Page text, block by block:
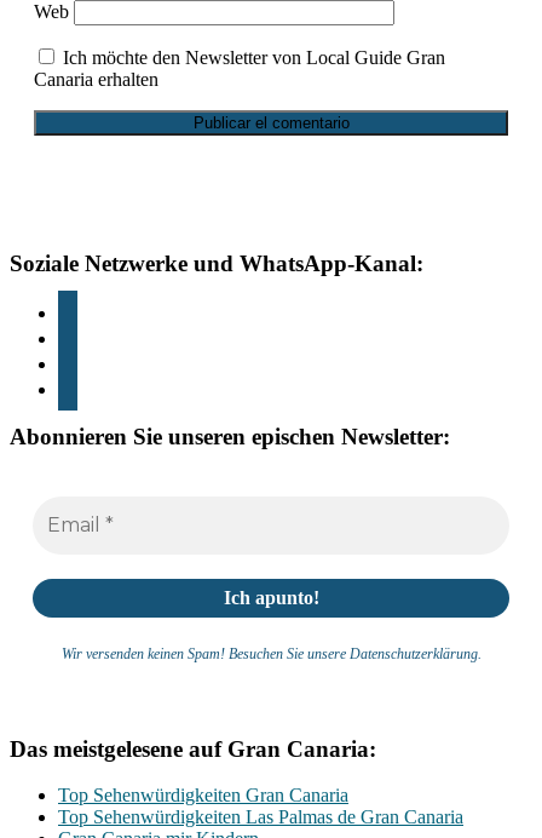
Web
Ich möchte den Newsletter von Local Guide Gran
Canaria erhalten
Fußzeile
Soziale Netzwerke und WhatsApp-Kanal:
Abonnieren Sie unseren epischen Newsletter:
Wir versenden keinen Spam! Besuchen Sie unsere Datenschutzerklärung.
Das meistgelesene auf Gran Canaria:
Top Sehenwürdigkeiten Gran Canaria
Top Sehenwürdigkeiten Las Palmas de Gran Canaria